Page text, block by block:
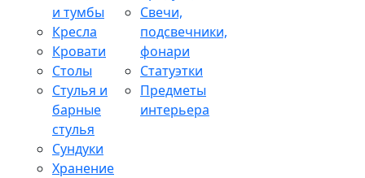
и тумбы
Кресла
Кровати
Столы
Стулья и
барные
стулья
Сундуки
Хранение
Свечи,
подсвечники,
фонари
Статуэтки
Предметы
интерьера